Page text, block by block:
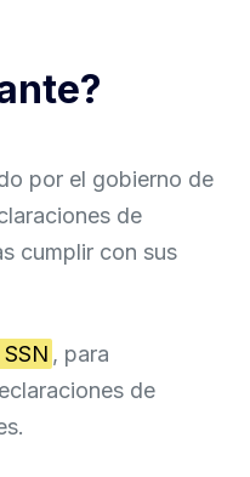
por el gobierno de
de
cumplir con sus
, para
de